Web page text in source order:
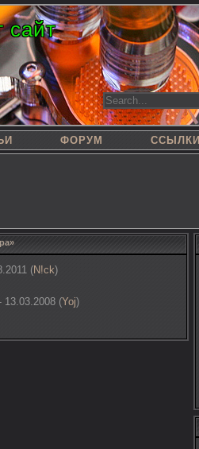
сайт
ФОРУМ ССЫЛКИ
(N!ck)
13.03.2008 (Yoj)